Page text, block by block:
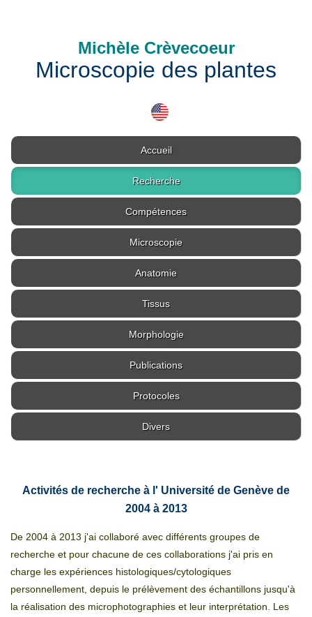
Michèle Crèvecoeur
Microscopie des plantes
Accueil
Recherche
Compétences
Microscopie
Anatomie
Tissus
Morphologie
Publications
Protocoles
Divers
Activités de recherche à l' Université de Genève de
2004 à 2013
De 2004 à 2013 j'ai collaboré avec différents groupes de
recherche et pour chacune de ces collaborations j'ai pris en
charge les expériences histologiques/cytologiques
personnellement, depuis le prélèvement des échantillons jusqu'à
la réalisation des microphotographies et leur interprétation. Les